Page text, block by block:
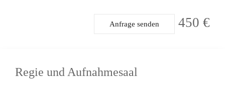
Anfrage senden 450 €
Regie und Aufnahmesaal